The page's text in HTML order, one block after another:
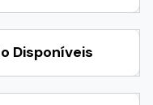
Disponíveis